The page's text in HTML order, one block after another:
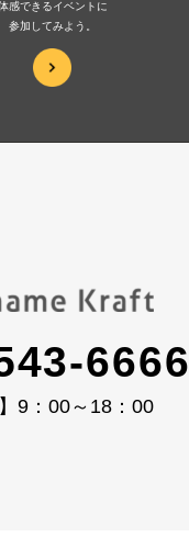
感できるイベントに
参加してみよう。
6666
9：00～18：00